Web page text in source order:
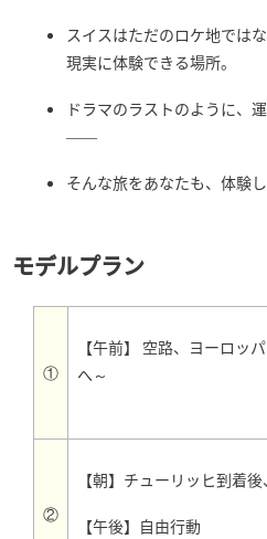
スイスはただのロケ地では
現実に体験できる場所。
ドラマのラストのように、
――
そんな旅をあなたも、体験
モデルプラン
①
【午前】 空路、ヨーロッ
へ～
②
【朝】チューリッヒ到着
【午後】自由行動